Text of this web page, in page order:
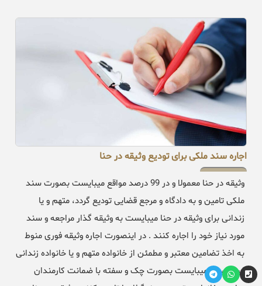
اجاره سند ملکی برای تودیع وثیقه در حنا
وثیقه در حنا معمولا و در 99 درصد مواقع میبایست بصورت سند
ملکی تامین و به دادگاه و مرجع قضایی تودیع گردد، متهم و یا
زندانی برای وثیقه در حنا میبایست به وثیقه گذار مراجعه و سند
مورد نیاز خود را اجاره کنند . در اینصورت اجاره وثیقه فوری منوط
به اخذ تضامین معتبر و مطمئن از خانواده متهم و یا خانواده زندانی
است ، که میبایست بصورت چک و سفته با ضمانت کارمندان